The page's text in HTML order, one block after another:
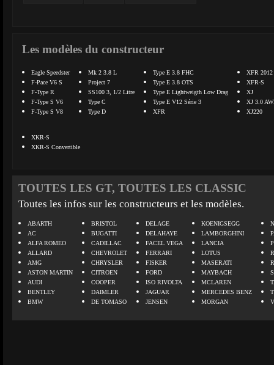
Les modèles du constructeur
Eagle Speedster
F-Pace V6 S
F-Type R
F-Type S V6
F-Type S V8
Mk 2 3.8 L
Project 7
SS100 3, 1/2 Litre
Type C
Type D
Type E 3.8 FHC
Type E 3.8 OTS
Type E Lightweigth Low Drag
Type E V12 Série 3
XFR
XFR 2012
XFR-S
XJ
XJ 3.0
XJ220
XKR-S
XKR-S Convertible
TOUTES LES GT, TOUTES LES CLASSIC
Toutes les infos sur les constructeurs et les modèles.
ABARTH
AC
ALFA ROMEO
ALLARD
AMG
ASTON MARTIN
AUDI
BENTLEY
BMW
BRISTOL
BUGATTI
CADILLAC
CHEVROLET
CHRYSLER
CITROEN
COOPER
DAIMLER
DE TOMASO
DELAGE
DELAHAYE
FACEL VEGA
FERRARI
FISKER
FORD
ISO RIVOLTA
JAGUAR
JENSEN
KOENIGSEGG
LAMBORGHINI
LANCIA
LOTUS
MASERATI
MAYBACH
MCLAREN
MERCEDES BENZ
MORGAN